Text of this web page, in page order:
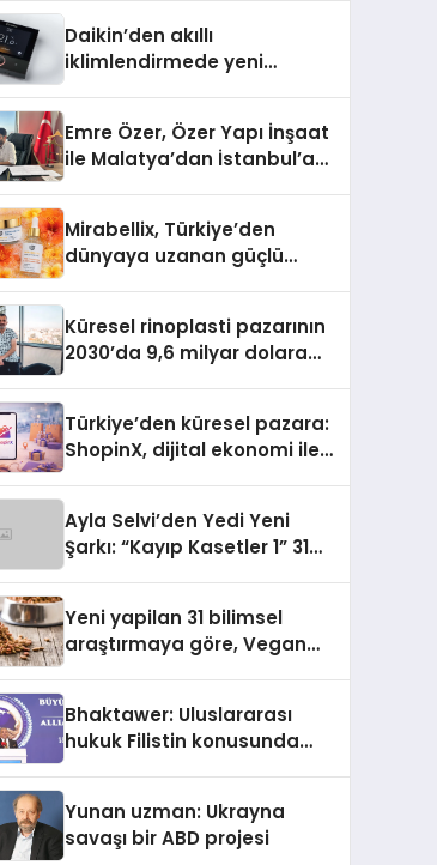
Daikin’den akıllı
iklimlendirmede yeni
Emre Özer, Özer Yapı İnşaat
ile Malatya’dan İstanbul’a
Mirabellix, Türkiye’den
dünyaya uzanan güçlü
Küresel rinoplasti pazarının
2030’da 9,6 milyar dolara
Türkiye’den küresel pazara:
ShopinX, dijital ekonomi ile
Ayla Selvi’den Yedi Yeni
Şarkı: “Kayıp Kasetler 1” 31
Yeni yapilan 31 bilimsel
araştırmaya göre, Vegan
Sindirildiğini Ortaya Koydu
Bhaktawer: Uluslararası
hukuk Filistin konusunda
Yunan uzman: Ukrayna
savaşı bir ABD projesi